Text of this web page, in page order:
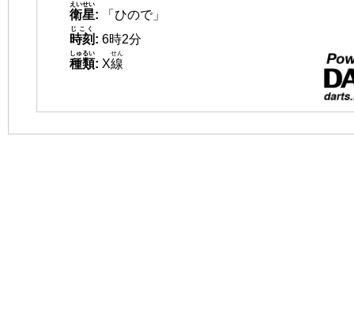
衛星
えいせい
:
「ひので」
時刻
じこく
: 6時2分
種類
しゅるい
: X線
せん